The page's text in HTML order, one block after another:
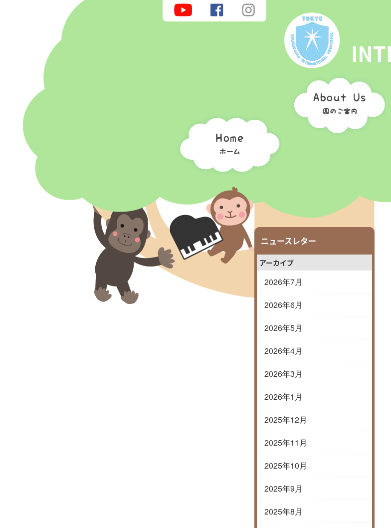
プレスクールとは
体験入学／見学
提携校
ニュースレター
アーカイブ
2026年7月
2026年6月
2026年5月
2026年4月
2026年3月
2026年1月
2025年12月
2025年11月
2025年10月
2025年9月
2025年8月